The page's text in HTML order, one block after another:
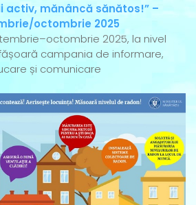
activ, mănâncă sănătos!” –
octombrie 2025
2025, la nivel
campania de informare,
și comunicare